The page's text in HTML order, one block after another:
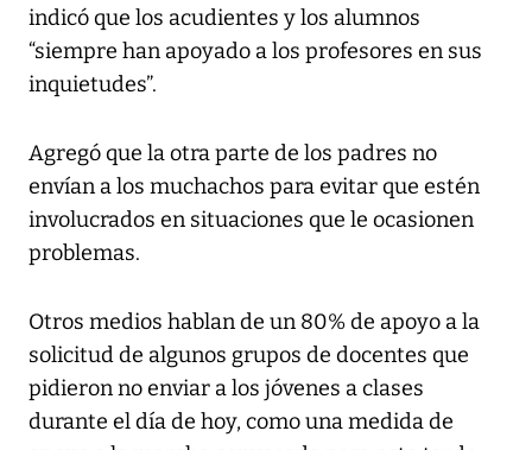
indicó que los acudientes y los alumnos
“siempre han apoyado a los profesores en sus
inquietudes”.
Agregó que la otra parte de los padres no
envían a los muchachos para evitar que estén
involucrados en situaciones que le ocasionen
problemas.
Otros medios hablan de un 80% de apoyo a la
solicitud de algunos grupos de docentes que
pidieron no enviar a los jóvenes a clases
durante el día de hoy, como una medida de